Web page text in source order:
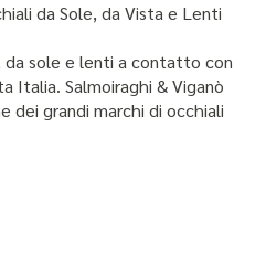
da Sole, da Vista e Lenti
da sole e lenti a contatto con
Italia. Salmoiraghi & Viganò
dei grandi marchi di occhiali